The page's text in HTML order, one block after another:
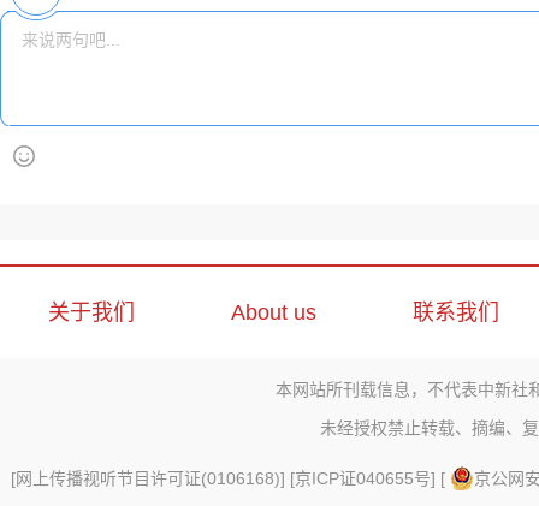
关于我们 About us 联系我们
本网站所刊载信息，不代表中新社
未经授权禁止转载、摘编、
[网上传播视听节目许可证(0106168)] [京ICP证040655号] [
京公网